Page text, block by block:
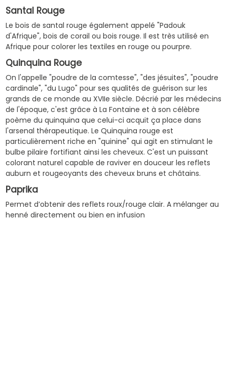
Santal Rouge
Le bois de santal rouge également appelé "Padouk
d'Afrique", bois de corail ou bois rouge. Il est très utilisé en
Afrique pour colorer les textiles en rouge ou pourpre.
Quinquina Rouge
On l'appelle "poudre de la comtesse", "des jésuites", "poudre
cardinale", "du Lugo" pour ses qualités de guérison sur les
grands de ce monde au XVIIe siècle. Décrié par les médecins
de l'époque, c'est grâce à La Fontaine et à son célèbre
poème du quinquina que celui-ci acquit ça place dans
l'arsenal thérapeutique. Le Quinquina rouge est
particulièrement riche en "quinine" qui agit en stimulant le
bulbe pilaire fortifiant ainsi les cheveux. C'est un puissant
colorant naturel capable de raviver en douceur les reflets
auburn et rougeoyants des cheveux bruns et châtains.
Paprika
Permet d’obtenir des reflets roux/rouge clair. A mélanger au
henné directement ou bien en infusion